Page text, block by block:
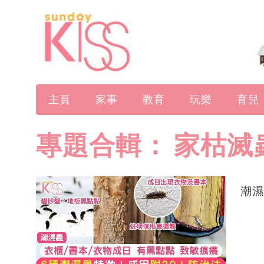
主頁 家事 教育 玩樂 育兒
專題合輯： 家枯滅
潮